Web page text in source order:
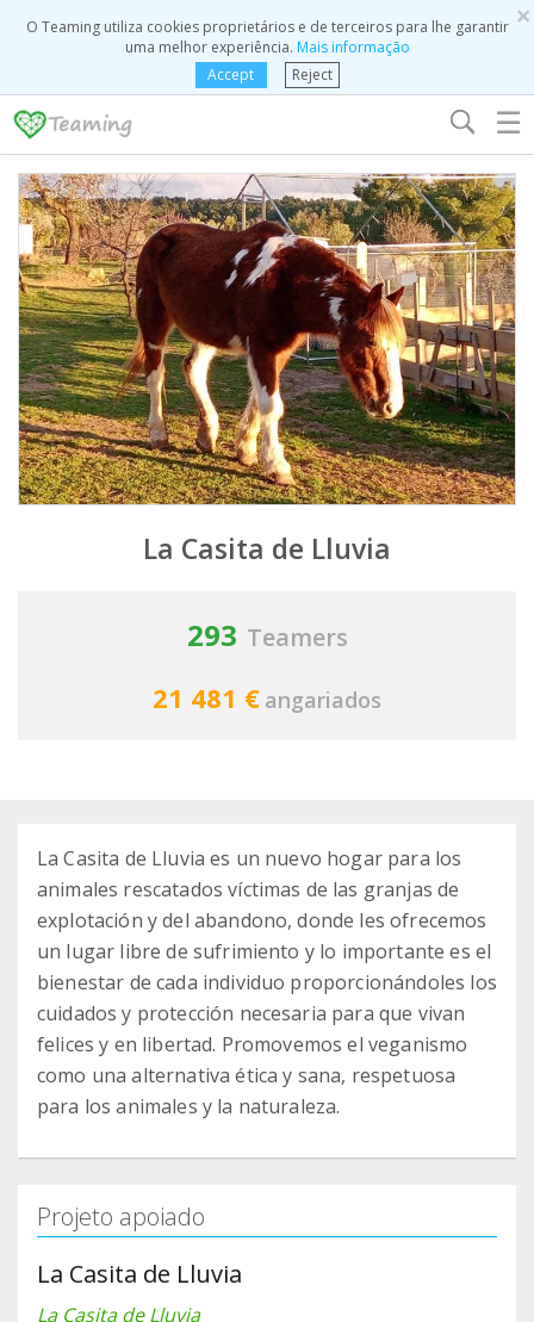
×
O Teaming utiliza cookies proprietários e de terceiros para lhe garantir
uma melhor experiência. Mais informação
Accept
Reject
☰
La Casita de Lluvia
293 Teamers
21 481 € angariados
La Casita de Lluvia es un nuevo hogar para los
animales rescatados víctimas de las granjas de
explotación y del abandono, donde les ofrecemos
un lugar libre de sufrimiento y lo importante es el
bienestar de cada individuo proporcionándoles los
cuidados y protección necesaria para que vivan
felices y en libertad. Promovemos el veganismo
como una alternativa ética y sana, respetuosa
para los animales y la naturaleza.
Projeto apoiado
La Casita de Lluvia
La Casita de Lluvia